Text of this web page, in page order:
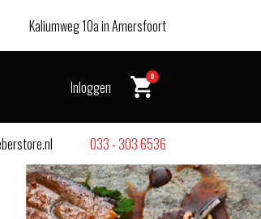
Kaliumweg 10a in Amersfoort
Inloggen
0
033 - 303 6536